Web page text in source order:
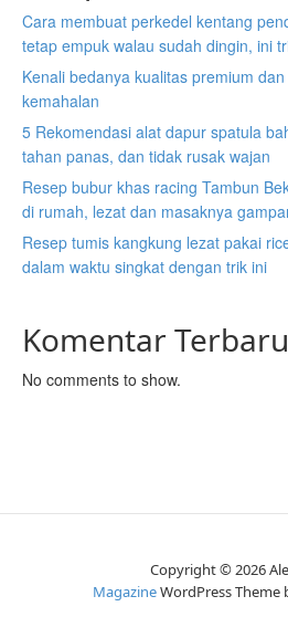
Cara membuat perkedel kentang
tetap empuk walau sudah dingin, ini
Kenali bedanya kualitas premium
kemahalan
5 Rekomendasi alat dapur spatula
tahan panas, dan tidak rusak wajan
Resep bubur khas racing Tambun
di rumah, lezat dan masaknya
Resep tumis kangkung lezat pakai
dalam waktu singkat dengan trik ini
Komentar Terbaru
No comments to show.
Copyright © 2026
MagazineWordPress Theme